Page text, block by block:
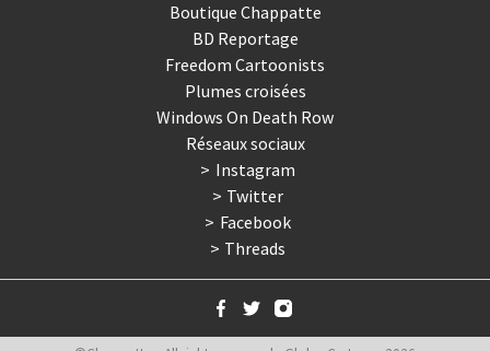
Boutique Chappatte
BD Reportage
Freedom Cartoonists
Plumes croisées
Windows On Death Row
Réseaux sociaux
Instagram
Twitter
Facebook
Threads